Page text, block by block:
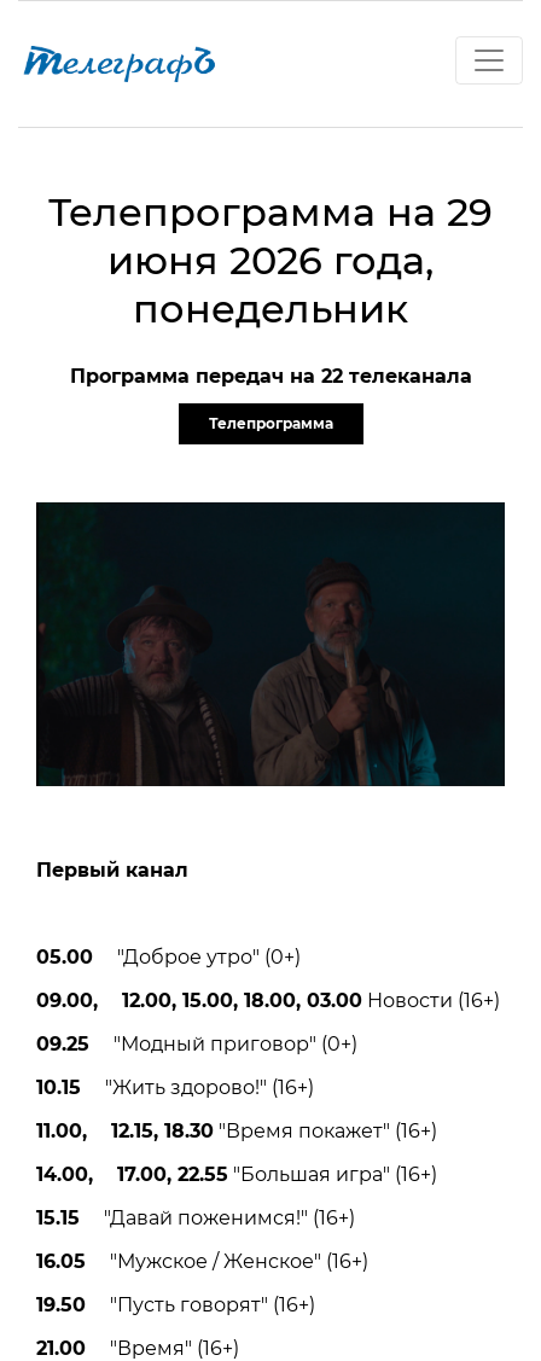
Телепрограмма на 29
июня 2026 года,
понедельник
Программа передач на 22 телеканала
Телепрограмма
Первый канал
05.00 "Доброе утро" (0+)
09.00, 12.00, 15.00, 18.00, 03.00 Новости (16+)
09.25 "Модный приговор" (0+)
10.15 "Жить здорово!" (16+)
11.00, 12.15, 18.30 "Время покажет" (16+)
14.00, 17.00, 22.55 "Большая игра" (16+)
15.15 "Давай поженимся!" (16+)
16.05 "Мужское / Женское" (16+)
19.50 "Пусть говорят" (16+)
21.00 "Время" (16+)